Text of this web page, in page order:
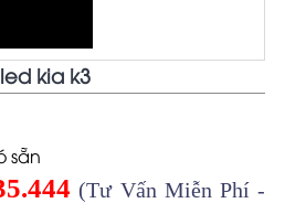
kia k3
sẵn
(Tư Vấn Miễn Phí -